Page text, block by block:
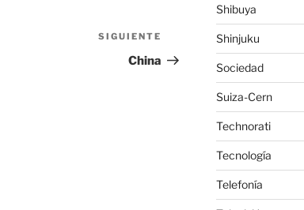
Siguiente
entrada
SIGUIENTE
China
Shibuya
Shinjuku
Sociedad
Suiza-Cern
Technorati
Tecnología
Telefonía